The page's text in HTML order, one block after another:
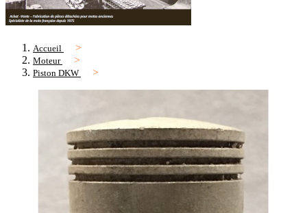
Accueil
Moteur
Piston DKW